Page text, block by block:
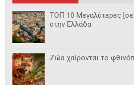
ΤΟΠ 10 Μεγαλύτερες
στην Ελλάδα
Ζώα χαίρονται το